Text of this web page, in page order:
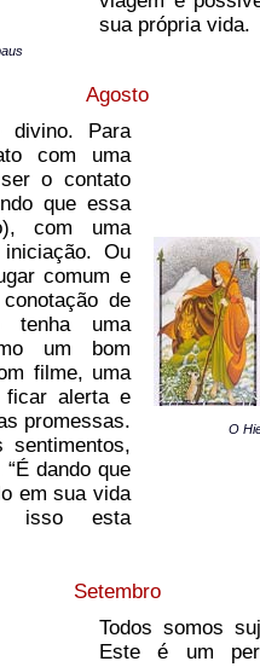
sua própria vida.
Agosto
divino. Para
com uma
o contato
que essa
com uma
Ou
comum e
de
tenha uma
um bom
filme, uma
ficar alerta e
promessas.
dando que
em sua vida
isso esta
O
Setembro
Todos somos
Este é um